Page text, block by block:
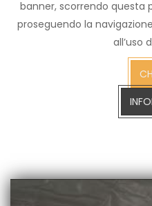
banner, scorrendo questa
proseguendo la
all’uso
CERCA